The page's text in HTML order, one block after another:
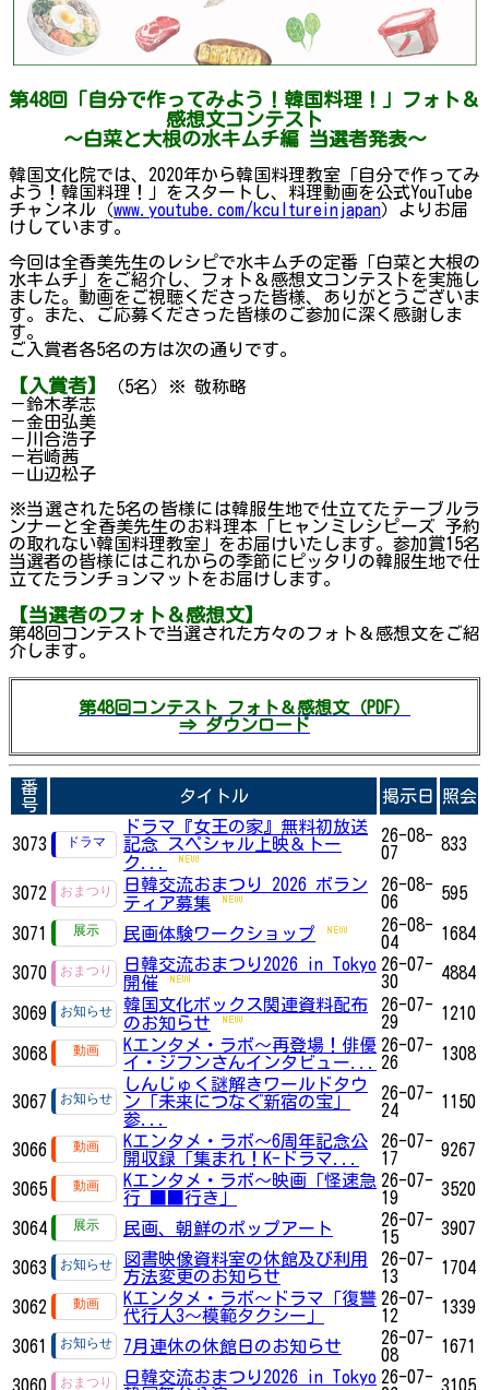
第48回「自分で作ってみよう！韓国料理！」フォト＆
感想文コンテスト
～白菜と大根の水キムチ編 当選者発表～
韓国文化院では、2020年から韓国料理教室「自分で作ってみ
よう！韓国料理！」をスタートし、料理動画を公式YouTube
チャンネル（www.youtube.com/kcultureinjapan）よりお届
けしています。
今回は全香美先生のレシピで水キムチの定番「白菜と大根の
水キムチ」をご紹介し、フォト＆感想文コンテストを実施し
ました。動画をご視聴くださった皆様、ありがとうございま
す。また、ご応募くださった皆様のご参加に深く感謝しま
す。
ご入賞者各5名の方は次の通りです。
【入賞者】
（5名）※ 敬称略
－鈴木孝志
－金田弘美
－川合浩子
－岩崎茜
－山辺松子
※当選された5名の皆様には韓服生地で仕立てたテーブルラ
ンナーと全香美先生のお料理本「ヒャンミレシピーズ 予約
の取れない韓国料理教室」をお届けいたします。参加賞15名
当選者の皆様にはこれからの季節にピッタリの韓服生地で仕
立てたランチョンマットをお届けします。
【当選者のフォト＆感想文】
第48回コンテストで当選された方々のフォト＆感想文をご紹
介します。
第48回コンテスト フォト＆感想文（PDF）
⇒ ダウンロード
番
号
タイトル 掲示日 照会
3073
ドラマ『女王の家』無料初放送
記念 スペシャル上映＆トー
ク...
26-08-
07
833
3072
日韓交流おまつり 2026 ボラン
ティア募集
26-08-
06
595
3071 民画体験ワークショップ
26-08-
04
1684
3070
日韓交流おまつり2026 in Tokyo
開催
26-07-
30
4884
3069
韓国文化ボックス関連資料配布
のお知らせ
26-07-
29
1210
3068
Kエンタメ・ラボ～再登場！俳優
イ・ジフンさんインタビュー...
26-07-
26
1308
3067
しんじゅく謎解きワールドタウ
ン「未来につなぐ新宿の宝」
参...
26-07-
24
1150
3066
Kエンタメ・ラボ～6周年記念公
開収録「集まれ！K-ドラマ...
26-07-
17
9267
3065
Kエンタメ・ラボ～映画「怪速急
行 ■■行き」
26-07-
19
3520
3064 民画、朝鮮のポップアート
26-07-
15
3907
3063
図書映像資料室の休館及び利用
方法変更のお知らせ
26-07-
13
1704
3062
Kエンタメ・ラボ～ドラマ「復讐
代行人3～模範タクシー」
26-07-
12
1339
3061 7月連休の休館日のお知らせ
26-07-
08
1671
3060
日韓交流おまつり2026 in Tokyo 26-07- 3105